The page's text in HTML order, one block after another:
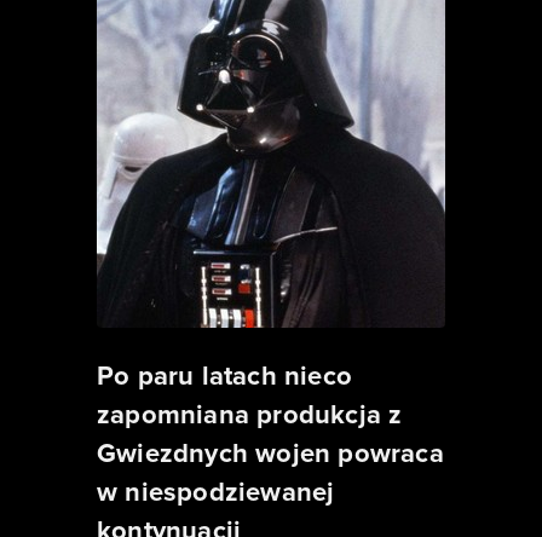
Po paru latach nieco
zapomniana produkcja z
Gwiezdnych wojen powraca
w niespodziewanej